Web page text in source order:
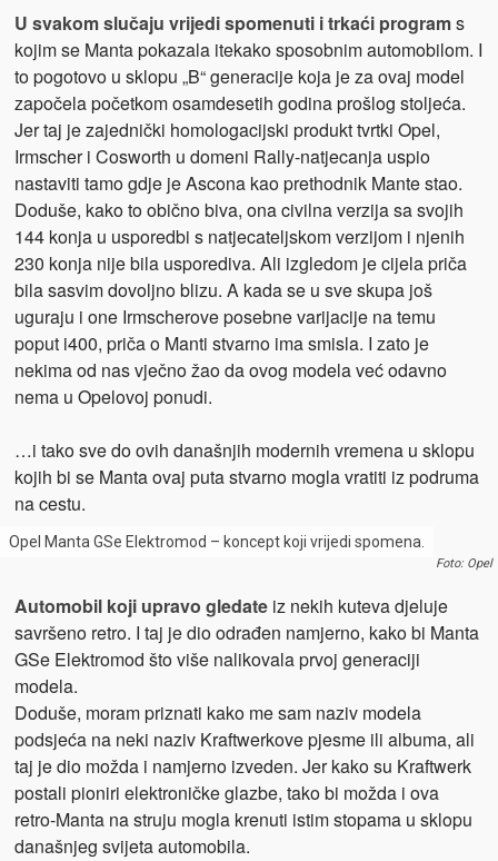
U svakom slučaju vrijedi spomenuti i trkaći programs
kojim se Manta pokazala itekako sposobnim automobilom. I
to pogotovo u sklopu „B“ generacije koja je za ovaj model
započela početkom osamdesetih godina prošlog stoljeća.
Jer taj je zajednički homologacijski produkt tvrtki Opel,
Irmscher i Cosworth u domeni Rally-natjecanja uspio
nastaviti tamo gdje je Ascona kao prethodnik Mante stao.
Doduše, kako to obično biva, ona civilna verzija sa svojih
144 konja u usporedbi s natjecateljskom verzijom i njenih
230 konja nije bila usporediva. Ali izgledom je cijela priča
bila sasvim dovoljno blizu. A kada se u sve skupa još
uguraju i one Irmscherove posebne varijacije na temu
poput i400, priča o Manti stvarno ima smisla. I zato je
nekima od nas vječno žao da ovog modela već odavno
nema u Opelovoj ponudi.
…i tako sve do ovih današnjih modernih vremena u sklopu
kojih bi se Manta ovaj puta stvarno mogla vratiti iz podruma
na cestu.
Opel Manta GSe Elektromod – koncept koji vrijedi spomena.
Foto: Opel
Automobil koji upravo gledateiz nekih kuteva djeluje
savršeno retro. I taj je dio odrađen namjerno, kako bi Manta
GSe Elektromod što više nalikovala prvoj generaciji
modela.
Doduše, moram priznati kako me sam naziv modela
podsjeća na neki naziv Kraftwerkove pjesme ili albuma, ali
taj je dio možda i namjerno izveden. Jer kako su Kraftwerk
postali pioniri elektroničke glazbe, tako bi možda i ova
retro-Manta na struju mogla krenuti istim stopama u sklopu
današnjeg svijeta automobila.